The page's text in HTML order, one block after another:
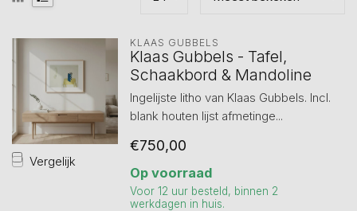
Vergelijk
KLAAS GUBBELS
Klaas Gubbels - Tafel,
Schaakbord & Mandoline
Ingelijste litho van Klaas Gubbels. Incl.
blank houten lijst afmetinge...
€750,00
Op voorraad
Voor 12 uur besteld, binnen 2
werkdagen in huis.